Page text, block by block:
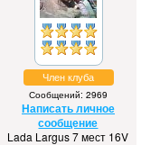
Член клуба
Сообщений: 2969
Написать личное
сообщение
Lada Largus 7 мест 16V